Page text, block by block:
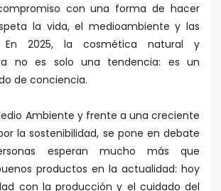
con una forma de hacer
la vida, el medioambiente y las
En 2025, la cosmética natural y
no es solo una tendencia: es un
de conciencia.
Ambiente y frente a una creciente
la sostenibilidad, se pone en debate
esperan mucho más que
productos en la actualidad: hoy
con la producción y el cuidado del